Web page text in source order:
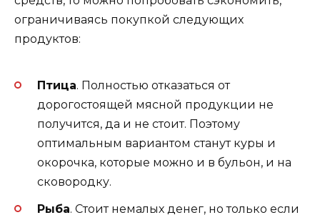
ограничиваясь покупкой следующих
продуктов:
Птица. Полностью отказаться от
дорогостоящей мясной продукции не
получится, да и не стоит. Поэтому
оптимальным вариантом станут куры и
окорочка, которые можно и в бульон, и на
сковородку.
Рыба. Стоит немалых денег, но только если